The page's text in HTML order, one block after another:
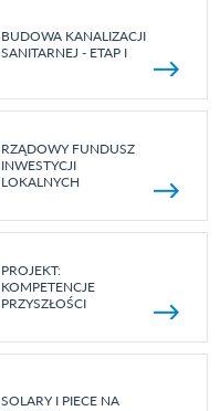
BUDOWA KANALIZACJI
SANITARNEJ - ETAP I
RZĄDOWY FUNDUSZ
INWESTYCJI
LOKALNYCH
PROJEKT:
KOMPETENCJE
PRZYSZŁOŚCI
SOLARY I PIECE NA